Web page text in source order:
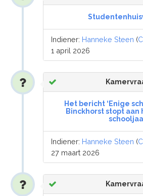
Indiener: Hanneke Steen (
1 april 2026
Het bericht ‘Enige
Binckhorst stopt aan
Indiener: Hanneke Steen (
27 maart 2026